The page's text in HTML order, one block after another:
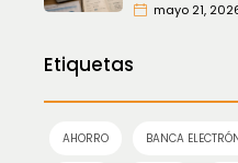
mayo 21,
Etiquetas
AHORRO BANCA